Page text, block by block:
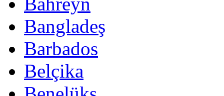
Bangladeş
Barbados
Belçika